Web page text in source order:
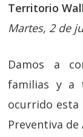
Territorio
Martes, 2 de
Damos a
familias y a
ocurrido esta
Preventiva de